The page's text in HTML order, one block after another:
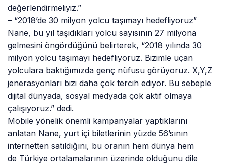
değerlendirmeliyiz.”
– “2018’de 30 milyon yolcu taşımayı hedefliyoruz”
Nane, bu yıl taşıdıkları yolcu sayısının 27 milyona
gelmesini öngördüğünü belirterek, “2018 yılında 30
milyon yolcu taşımayı hedefliyoruz. Bizimle uçan
yolculara baktığımızda genç nüfusu görüyoruz. X,Y,Z
jenerasyonları bizi daha çok tercih ediyor. Bu sebeple
dijital dünyada, sosyal medyada çok aktif olmaya
çalışıyoruz.” dedi.
Mobile yönelik önemli kampanyalar yaptıklarını
anlatan Nane, yurt içi biletlerinin yüzde 56’sının
internetten satıldığını, bu oranın hem dünya hem
de Türkiye ortalamalarının üzerinde olduğunu dile